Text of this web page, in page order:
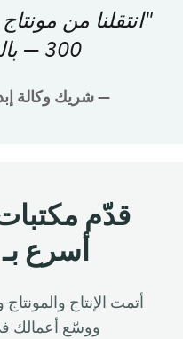
"
300 — بالفريق نفسه.
—شريك وكالة
قدّم
أسرع بـ 10 أضعاف
أتمت الإنتاج
ووسّع أعمالك